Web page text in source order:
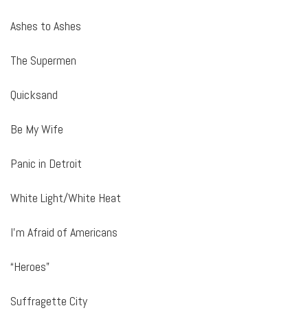
Ashes to Ashes
The Supermen
Quicksand
Be My Wife
Panic in Detroit
White Light/White Heat
I’m Afraid of Americans
“Heroes”
Suffragette City